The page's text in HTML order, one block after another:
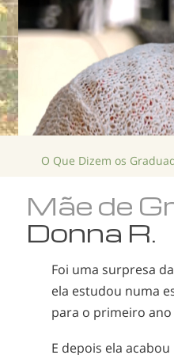
O Que Dizem os
Mãe de
Donna R.
Foi uma surpresa
ela estudou numa
para o primeiro
E depois ela